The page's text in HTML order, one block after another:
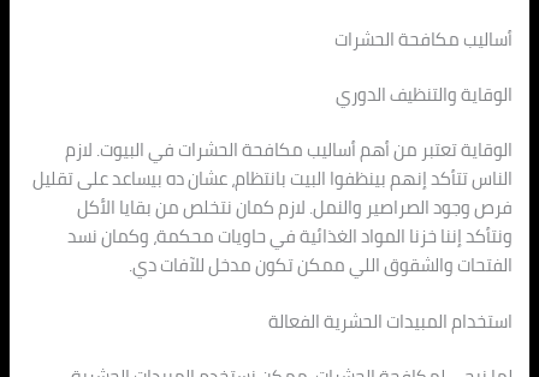
أساليب مكافحة الحشرات
الوقاية والتنظيف الدوري
الوقاية تعتبر من أهم أساليب مكافحة الحشرات في البيوت. لازم
الناس تتأكد إنهم بينظفوا البيت بانتظام، عشان ده بيساعد على تقليل
فرص وجود الصراصير والنمل. لازم كمان نتخلص من بقايا الأكل
ونتأكد إننا خزنا المواد الغذائية في حاويات محكمة، وكمان نسد
الفتحات والشقوق اللي ممكن تكون مدخل للآفات دي.
استخدام المبيدات الحشرية الفعالة